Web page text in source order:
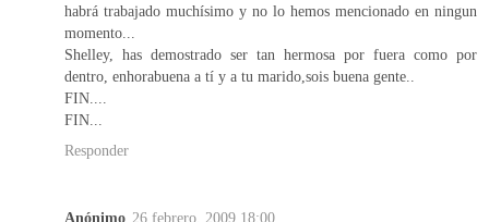
habrá trabajado muchísimo y no lo hemos mencionado en ningun
momento...
Shelley, has demostrado ser tan hermosa por fuera como por
dentro, enhorabuena a tí y a tu marido,sois buena gente..
FIN....
FIN...
Responder
Anónimo 26 febrero, 2009 18:00